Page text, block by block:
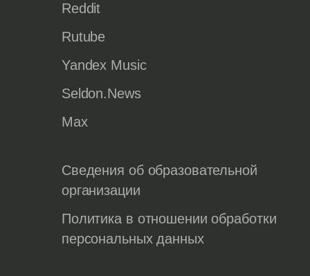
Reddit
Rutube
Yandex Music
Seldon.News
Max
Сведения об образовательной
организации
Политика в отношении обработки
персональных данных